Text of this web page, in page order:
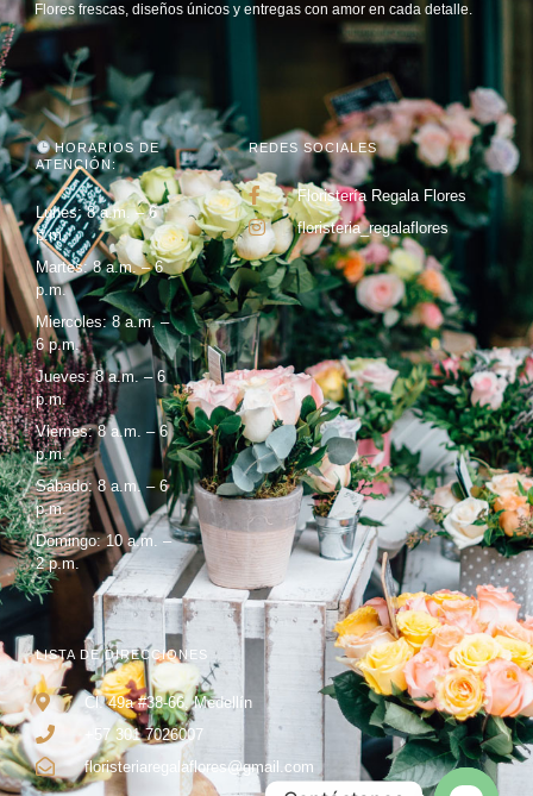
LISTA DE DIRECCIONES
Cl. 49a #38-66, Medellín
+57 301 7026007
floristeriaregalaflores@gmail.com
REDES SOCIALES
Floristería Regala Flores
floristeria_regalaflores
HORARIOS DE
ATENCIÓN:
Lunes: 8 a.m. – 6
p.m.
Martes: 8 a.m. – 6
p.m.
Miercoles: 8 a.m. –
6 p.m.
Jueves: 8 a.m. – 6
p.m.
Viernes: 8 a.m. – 6
p.m.
Sábado: 8 a.m. – 6
p.m.
Domingo: 10 a.m. –
2 p.m.
Flores frescas, diseños únicos y entregas con amor en cada detalle.